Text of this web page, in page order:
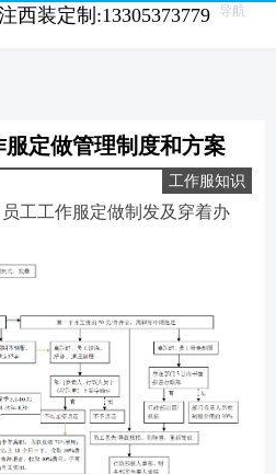
西装定制:13305373779 导航
服定做管理制度和方案
工作服知识
工工作服定做制发及穿着办